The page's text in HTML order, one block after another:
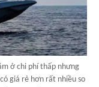
ở chi phí thấp nhưng
giá rẻ hơn rất nhiều so